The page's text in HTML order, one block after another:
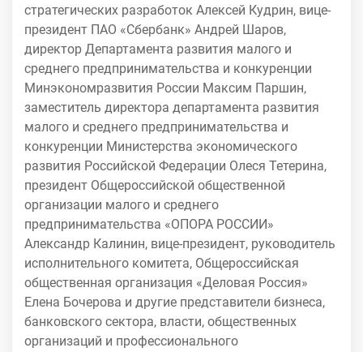
стратегических разработок Алексей Кудрин, вице-
президент ПАО «Сбербанк» Андрей Шаров,
директор Департамента развития малого и
среднего предпринимательства и конкуренции
Минэкономразвития России Максим Паршин,
заместитель директора департамента развития
малого и среднего предпринимательства и
конкуренции Министерства экономического
развития Российской Федерации Олеся Тетерина,
президент Общероссийской общественной
организации малого и среднего
предпринимательства «ОПОРА РОССИИ»
Александр Калинин, вице-президент, руководитель
исполнительного комитета, Общероссийская
общественная организация «Деловая Россия»
Елена Бочерова и другие представители бизнеса,
банковского сектора, власти, общественных
организаций и профессионального